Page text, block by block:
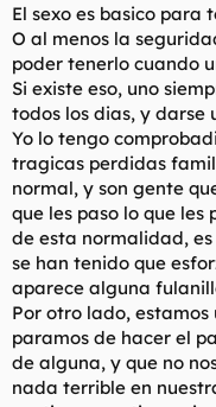
El sexo es basico
O al menos la
poder tenerlo cuando
Si existe eso, uno
todos los dias, y darse
Yo lo tengo
tragicas perdidas
normal, y son gente
que les paso lo que les
de esta normalidad,
se han tenido que
aparece alguna
Por otro lado, estamos
paramos de hacer el
de alguna, y que no
nada terrible en